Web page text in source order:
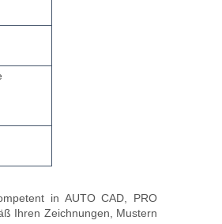
in AUTO CAD, PRO
Ihren Zeichnungen, Mustern